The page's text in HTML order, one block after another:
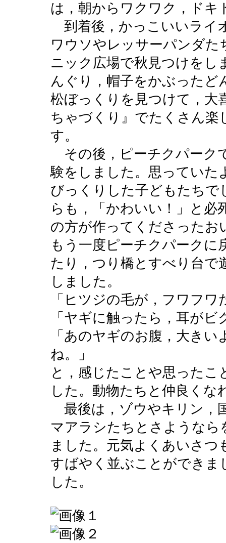
は，朝からワクワク，ドキ
到着後，かっこいいライ
ワウソやレッサーパンダ
ニック広場で秋見つけをし
んぐり，帽子をかぶったど
松ぼっくりを見つけて，大
ちゃづくり』でたくさん
す。
その後，ピーチクパーク
験をしました。思っていた
びっくりした子どもたち
らも，「かわいい！」と必
の方が作ってくださったお
もう一度ピーチクパークに
たり，つり橋とすべり台で
しました。
「ヒツジの毛が，フワフワ
「ヤギに触ったら，耳が
「あのヤギのお腹，大き
ね。」
と，感じたことや思った
した。動物たちと仲良くな
最後は，ゾウやキリン，
マアラシたちとさようなら
ました。元気よくあいさ
すばやく並ぶことができま
した。